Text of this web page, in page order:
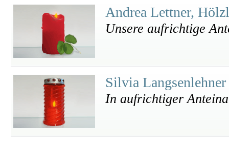
Andrea Lettner,
Unsere aufrichtige
Silvia Langsenlehner
In aufrichtiger